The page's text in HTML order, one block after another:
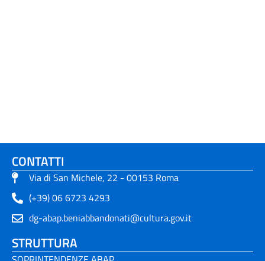
CONTATTI
Via di San Michele, 22 - 00153 Roma
(+39) 06 6723 4293
dg-abap.beniabbandonati@cultura.gov.it
STRUTTURA